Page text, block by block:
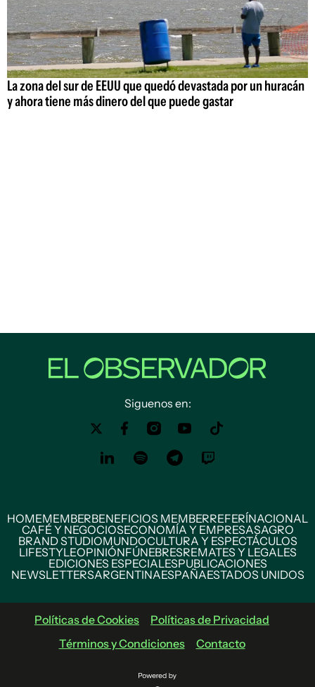
La zona del sur de EEUU que quedó devastada por un huracán
y ahora tiene más dinero del que puede gastar
Siguenos en:
HOMEMEMBERBENEFICIOS MEMBERREFERÍNACIONAL
CAFÉ Y NEGOCIOSECONOMÍA Y EMPRESASAGRO
BRAND STUDIOMUNDOCULTURA Y ESPECTÁCULOS
LIFESTYLEOPINIÓNFÚNEBRESREMATES Y LEGALES
EDICIONES ESPECIALESPUBLICACIONES
NEWSLETTERSARGENTINAESPAÑAESTADOS UNIDOS
Políticas de Cookies
Políticas de Privacidad
Términos y Condiciones
Contacto